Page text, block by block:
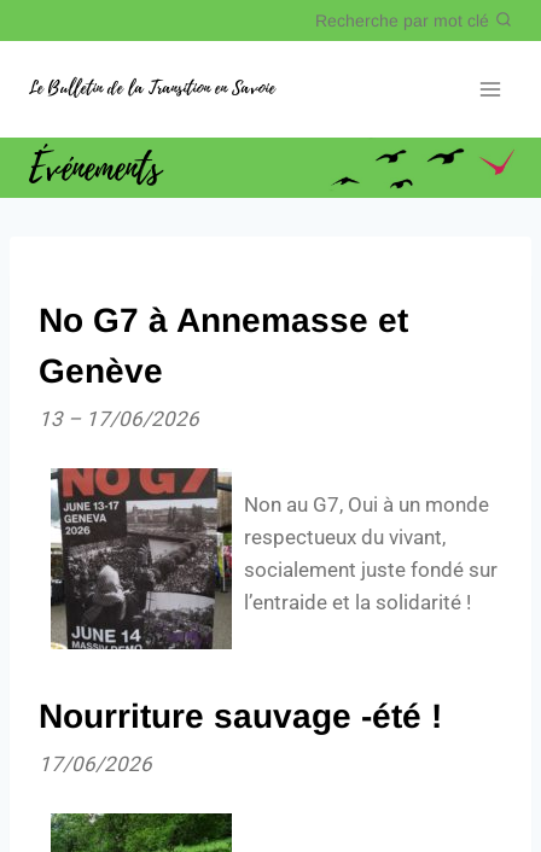
Recherche par mot clé
Le Bulletin de la Transition en Savoie
Événements
No G7 à Annemasse et
Genève
13– 17/06/2026
Non au G7, Oui à un monde
respectueux du vivant,
socialement juste fondé sur
l’entraide et la solidarité !
Nourriture sauvage -été !
17/06/2026